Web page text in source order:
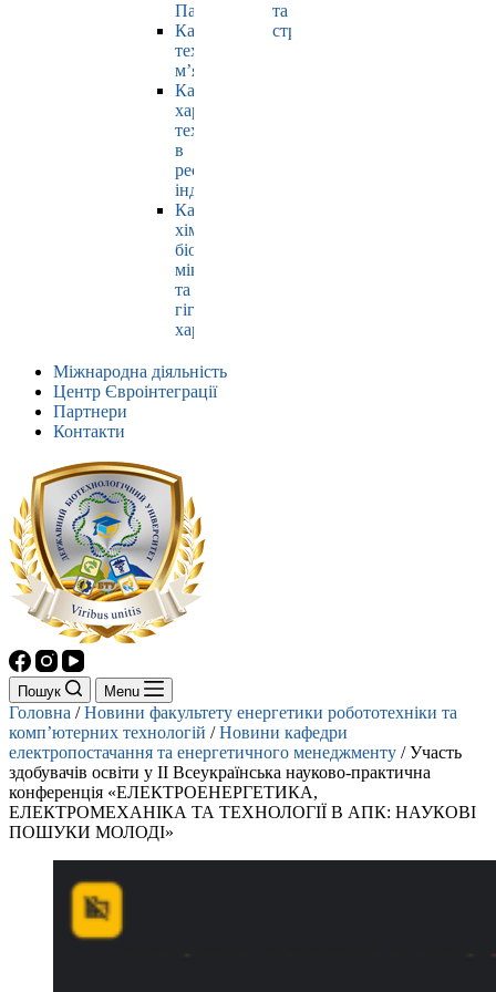
Павлюк
Кафедра
технології
м’яса
Кафедра
харчових
технологій
в
ресторанній
індустрії
Кафедра
хімії,
біохімії,
мікробіології
та
гігієни
харчування
та
страхування
Міжнародна діяльність
Центр Євроінтеграції
Партнери
Контакти
Пошук Menu
Головна /Новини факультету енергетики робототехніки та
комп’ютерних технологій /Новини кафедри
електропостачання та енергетичного менеджменту /Участь
здобувачів освіти у ІІ Всеукраїнська науково-практична
конференція «ЕЛЕКТРОЕНЕРГЕТИКА,
ЕЛЕКТРОМЕХАНІКА ТА ТЕХНОЛОГІЇ В АПК: НАУКОВІ
ПОШУКИ МОЛОДІ»